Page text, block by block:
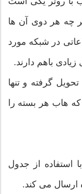
چه هر دوی آن ها
در شبکه مورد
باهم دارند.
گرفته و تنها
هاب هر بسته را
استفاده از جدول
ارسال می کند.